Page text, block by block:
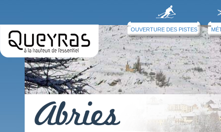
OUVERTURE DES PISTES